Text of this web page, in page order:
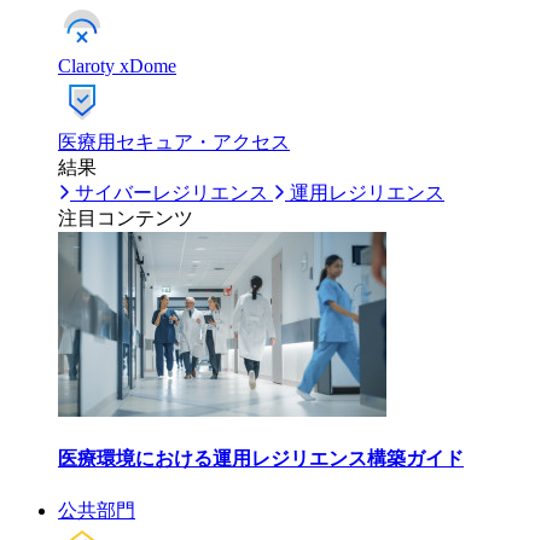
Claroty xDome
医療用セキュア・アクセス
結果
サイバーレジリエンス
運用レジリエンス
注目コンテンツ
医療環境における運用レジリエンス構築ガイド
公共部門